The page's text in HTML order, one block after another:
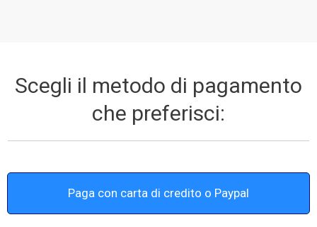
Scegli il metodo di pagamento
che preferisci:
Paga con carta di credito o Paypal